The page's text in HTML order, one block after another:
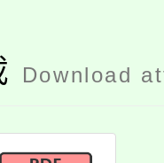
Download